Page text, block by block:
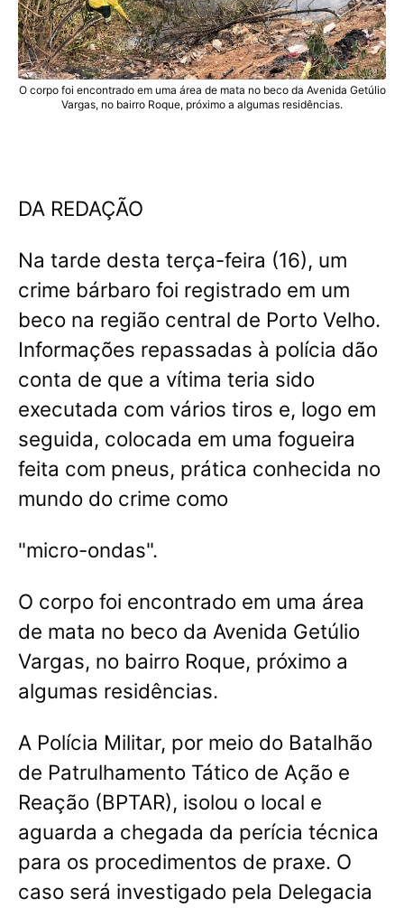
O corpo foi encontrado em uma área de mata no beco da Avenida Getúlio
Vargas, no bairro Roque, próximo a algumas residências.
DA REDAÇÃO
Na tarde desta terça-feira (16), um
crime bárbaro foi registrado em um
beco na região central de Porto Velho.
Informações repassadas à polícia dão
conta de que a vítima teria sido
executada com vários tiros e, logo em
seguida, colocada em uma fogueira
feita com pneus, prática conhecida no
mundo do crime como
"micro-ondas".
O corpo foi encontrado em uma área
de mata no beco da Avenida Getúlio
Vargas, no bairro Roque, próximo a
algumas residências.
A Polícia Militar, por meio do Batalhão
de Patrulhamento Tático de Ação e
Reação (BPTAR), isolou o local e
aguarda a chegada da perícia técnica
para os procedimentos de praxe. O
caso será investigado pela Delegacia